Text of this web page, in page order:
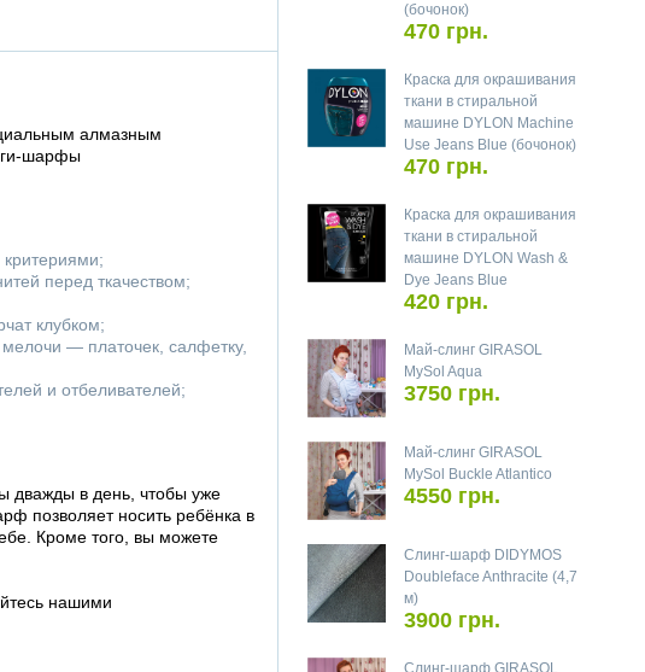
алмазным
шарфы
критериями;
перед ткачеством;
клубком;
— платочек, салфетку,
и отбеливателей;
дважды в день, чтобы уже
позволяет носить ребёнка в
Кроме того, вы можете
нашими
(бочонок)
470 грн.
Краска для окрашивания
ткани в стиральной
машине DYLON Machine
Use Jeans Blue (бочонок)
470 грн.
Краска для окрашивания
ткани в стиральной
машине DYLON Wash &
Dye Jeans Blue
420 грн.
Май-слинг GIRASOL
MySol Aqua
3750 грн.
Май-слинг GIRASOL
MySol Buckle Atlantico
4550 грн.
Слинг-шарф DIDYMOS
Doubleface Anthracite (4,7
м)
3900 грн.
Слинг-шарф GIRASOL